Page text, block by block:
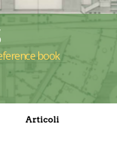
book
Articoli